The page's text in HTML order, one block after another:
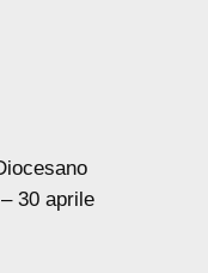
30 aprile